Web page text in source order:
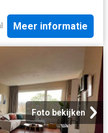
Meer informatie
Foto bekijken